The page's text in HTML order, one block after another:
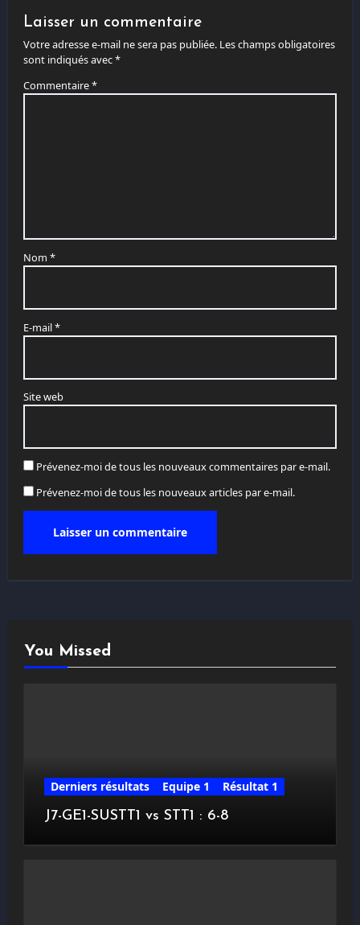
Laisser un commentaire
Votre adresse e-mail ne sera pas publiée. Les champs obligatoires
sont indiqués avec*
Commentaire*
Nom *
E-mail*
Site web
Prévenez-moi de tous les nouveaux commentaires par e-mail.
Prévenez-moi de tous les nouveaux articles par e-mail.
You Missed
Derniers résultats Equipe 1
Résultat 1
J7-GE1-SUSTT1 vs STT1 : 6-8